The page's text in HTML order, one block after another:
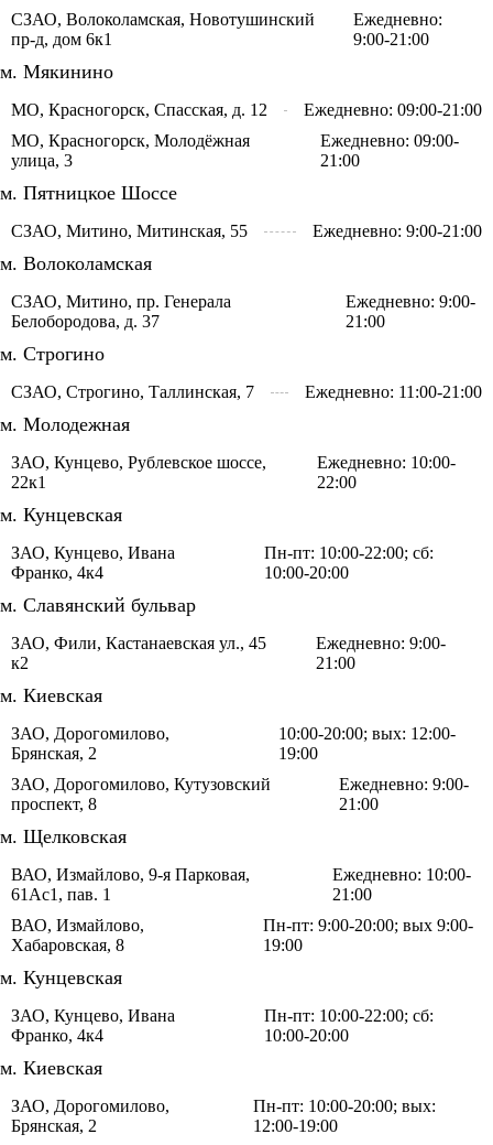
СЗАО, Волоколамская, Новотушинский
пр-д, дом 6к1
Ежедневно:
9:00-21:00
м. Мякинино
МО, Красногорск, Спасская, д. 12
Ежедневно: 09:00-21:00
МО, Красногорск, Молодёжная
улица, 3
Ежедневно: 09:00-
21:00
м. Пятницкое Шоссе
СЗАО, Митино, Митинская, 55 Ежедневно: 9:00-21:00
м. Волоколамская
СЗАО, Митино, пр. Генерала
Белобородова, д. 37
Ежедневно: 9:00-
21:00
м. Строгино
СЗАО, Строгино, Таллинская, 7 Ежедневно: 11:00-21:00
м. Молодежная
ЗАО, Кунцево, Рублевское шоссе,
22к1
Ежедневно: 10:00-
22:00
м. Кунцевская
ЗАО, Кунцево, Ивана
Франко, 4к4
Пн-пт: 10:00-22:00; сб:
10:00-20:00
м. Славянский бульвар
ЗАО, Фили, Кастанаевская ул., 45
к2
Ежедневно: 9:00-
21:00
м. Киевская
ЗАО, Дорогомилово,
Брянская, 2
10:00-20:00; вых: 12:00-
19:00
ЗАО, Дорогомилово, Кутузовский
проспект, 8
Ежедневно: 9:00-
21:00
м. Щелковская
ВАО, Измайлово, 9-я Парковая,
61Ас1, пав. 1
Ежедневно: 10:00-
21:00
ВАО, Измайлово,
Хабаровская, 8
Пн-пт: 9:00-20:00; вых 9:00-
19:00
м. Кунцевская
ЗАО, Кунцево, Ивана
Франко, 4к4
Пн-пт: 10:00-22:00; сб:
10:00-20:00
м. Киевская
ЗАО, Дорогомилово,
Брянская, 2
Пн-пт: 10:00-20:00; вых:
12:00-19:00